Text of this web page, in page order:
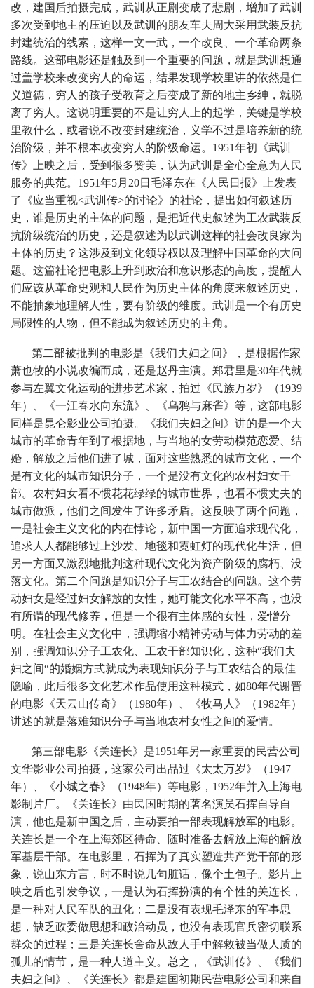
改，建国后拍摄完成，武训从正剧变成了悲剧，增加了武训
多次受到地主的压迫以及武训的朋友车夫周大采用武装反抗
封建统治的线索，这样一文一武，一个改良、一个革命两条
路线。这部电影还是触及到一个重要的问题，就是武训想通
过盖学校来改变穷人的命运，结果发现学校里讲的依然是仁
义道德，穷人的孩子受教育之后变成了新的地主乡绅，就脱
离了穷人。这说明重要的不是让穷人上的起学，关键是学校
里教什么，或者说不改变封建统治，义学不过是培养新的统
治阶级，并不根本改变穷人的阶级命运。1951年初《武训
传》上映之后，受到很多赞美，认为武训是全心全意为人民
服务的典范。1951年5月20日毛泽东在《人民日报》上发表
了《应当重视<武训传>的讨论》的社论，提出如何叙述历
史，谁是历史的主体的问题，是把近代史叙述为工农武装反
抗阶级统治的历史，还是叙述为以武训这样的社会改良家为
主体的历史？这涉及到文化领导权以及理解中国革命的大问
题。这篇社论把电影上升到政治和意识形态的高度，提醒人
们应该从革命史观和人民作为历史主体的角度来叙述历史，
不能抽象地理解人性，要有阶级的维度。武训是一个有历史
局限性的人物，但不能成为叙述历史的主角。
第二部被批判的电影是《我们夫妇之间》，是根据作家
萧也牧的小说改编而成，还是赵丹主演。郑君里是30年代就
参与左翼文化运动的进步艺术家，拍过《民族万岁》（1939
年）、《一江春水向东流》、《乌鸦与麻雀》等，这部电影
同样是昆仑影业公司拍摄。《我们夫妇之间》讲的是一个大
城市的革命青年到了根据地，与当地的女劳动模范恋爱、结
婚，解放之后他们进了城，面对这些熟悉的城市文化，一个
是有文化的城市知识分子，一个是没有文化的农村妇女干
部。农村妇女看不惯花花绿绿的城市世界，也看不惯丈夫的
城市做派，他们之间发生了许多矛盾。这反映了两个问题，
一是社会主义文化的内在悖论，新中国一方面追求现代化，
追求人人都能够过上沙发、地毯和霓虹灯的现代化生活，但
另一方面又激烈地批判这种现代文化为资产阶级的腐朽、没
落文化。第二个问题是知识分子与工农结合的问题。这个劳
动妇女是经过妇女解放的女性，她可能文化水平不高，也没
有所谓的现代修养，但是一个很有主体感的女性，爱憎分
明。在社会主义文化中，强调缩小精神劳动与体力劳动的差
别，强调知识分子工农化、工农干部知识化，这种“我们夫
妇之间“的婚姻方式就成为表现知识分子与工农结合的最佳
隐喻，此后很多文化艺术作品使用这种模式，如80年代谢晋
的电影《天云山传奇》（1980年）、《牧马人》（1982年）
讲述的就是落难知识分子与当地农村女性之间的爱情。
第三部电影《关连长》是1951年另一家重要的民营公司
文华影业公司拍摄，这家公司出品过《太太万岁》（1947
年）、《小城之春》（1948年）等电影，1952年并入上海电
影制片厂。《关连长》由民国时期的著名演员石挥自导自
演，他也是新中国之后，主动要拍一部表现解放军的电影。
关连长是一个在上海郊区待命、随时准备去解放上海的解放
军基层干部。在电影里，石挥为了真实塑造共产党干部的形
象，说山东方言，时不时说几句脏话，像个土包子。影片上
映之后也引发争议，一是认为石挥扮演的有个性的关连长，
是一种对人民军队的丑化；二是没有表现毛泽东的军事思
想，缺乏政委做思想和政治动员，也没有表现官兵密切联系
群众的过程；三是关连长舍命从敌人手中解救被当做人质的
孤儿的情节，是一种人道主义。总之，《武训传》、《我们
夫妇之间》、《关连长》都是建国初期民营电影公司和来自